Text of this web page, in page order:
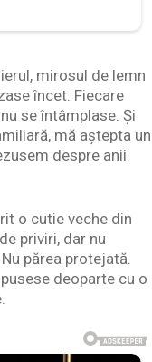
mirosul de lemn
încet. Fiecare
se întâmplase. Și
mă aștepta un
despre anii
o cutie veche din
priviri, dar nu
părea protejată.
deoparte cu o